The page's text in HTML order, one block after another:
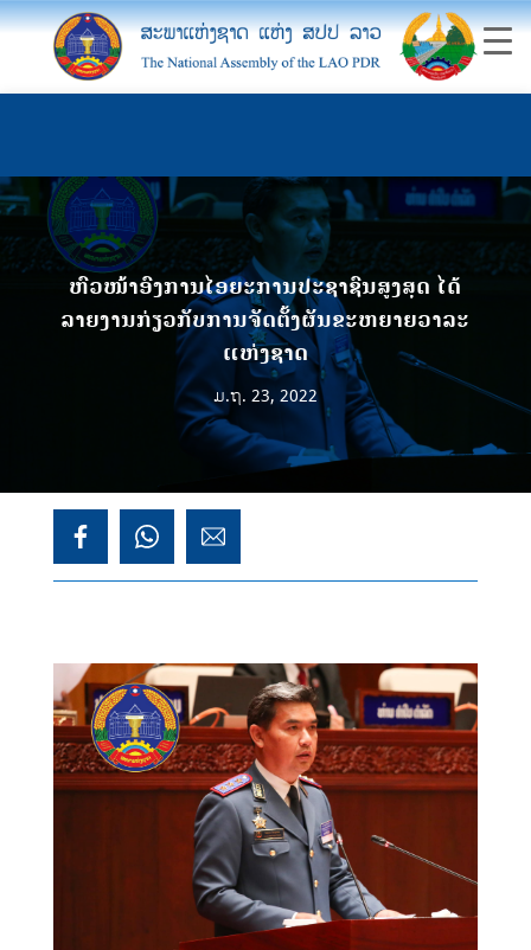
ຫົວໜ້າອົງການໄອຍະການປະຊາຊົນສູງສຸດ ໄດ້
ລາຍງານກ່ຽວກັບການຈັດຕັ້ງຜັນຂະຫຍາຍວາລະ
ແຫ່ງຊາດ
ມ.ຖ. 23, 2022